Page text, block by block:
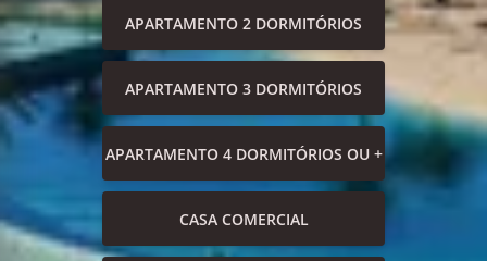
APARTAMENTO 2 DORMITÓRIOS
APARTAMENTO 3 DORMITÓRIOS
APARTAMENTO 4 DORMITÓRIOS OU +
CASA COMERCIAL